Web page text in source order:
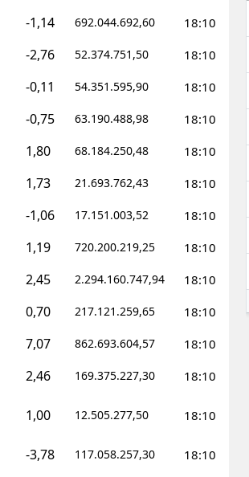
-1,14 692.044.692,60 18:10
-2,76 52.374.751,50 18:10
-0,11 54.351.595,90 18:10
-0,75 63.190.488,98 18:10
1,80 68.184.250,48 18:10
1,73 21.693.762,43 18:10
-1,06 17.151.003,52 18:10
1,19 720.200.219,25 18:10
2,45 2.294.160.747,94 18:10
0,70 217.121.259,65 18:10
7,07 862.693.604,57 18:10
2,46 169.375.227,30 18:10
1,00 12.505.277,50 18:10
-3,78 117.058.257,30 18:10